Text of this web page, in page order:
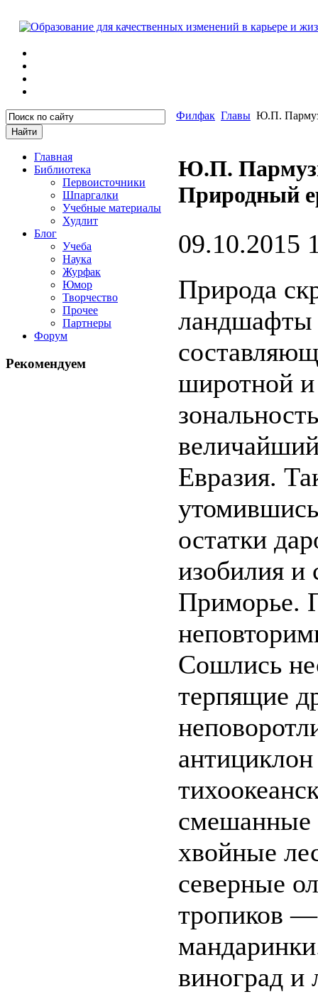
Главная
Библиотека
Первоисточники
Шпаргалки
Учебные материалы
Худлит
Блог
Учеба
Наука
Журфак
Юмор
Творчество
Прочее
Партнеры
Форум
Рекомендуем
Филфак Главы Ю.П.
Ю.П.
Природный
09.10.2015
Природа
ландшафты
широтной и
Евразия.
остатки
изобилия и
Приморье.
Сошлись
терпящие
смешанные
хвойные
северные
тропиков
виноград и